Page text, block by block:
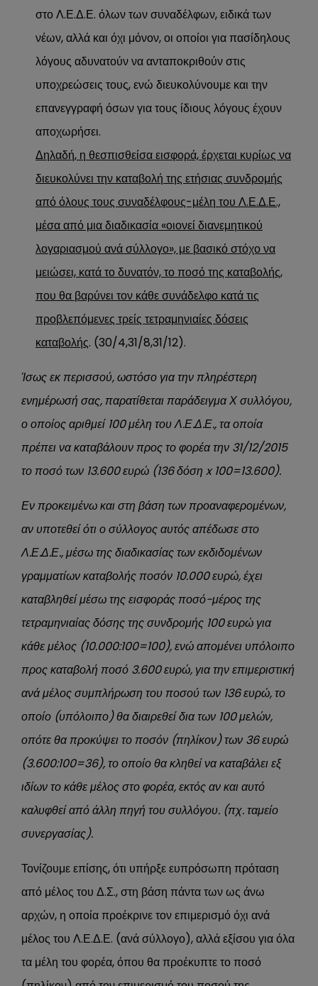
στο Λ.Ε.Δ.Ε. όλων των συναδέλφων, ειδικά των
νέων, αλλά και όχι μόνον, οι οποίοι για πασίδηλους
λόγους αδυνατούν να ανταποκριθούν στις
υποχρεώσεις τους, ενώ διευκολύνουμε και την
επανεγγραφή όσων για τους ίδιους λόγους έχουν
αποχωρήσει.
Δηλαδή, η θεσπισθείσα εισφορά, έρχεται κυρίως να
διευκολύνει την καταβολή της ετήσιας συνδρομής
από όλους τους συναδέλφους-μέλη του Λ.Ε.Δ.Ε.,
μέσα από μια διαδικασία «οιονεί διανεμητικού
λογαριασμού ανά σύλλογο», με βασικό στόχο να
μειώσει, κατά το δυνατόν, το ποσό της καταβολής,
που θα βαρύνει τον κάθε συνάδελφο κατά τις
προβλεπόμενες τρείς τετραμηνιαίες δόσεις
καταβολής. (30/4,31/8,31/12).
Ίσως εκ περισσού, ωστόσο για την πληρέστερη
ενημέρωσή σας, παρατίθεται παράδειγμα Χ συλλόγου,
ο οποίος αριθμεί 100 μέλη του Λ.Ε.Δ.Ε., τα οποία
πρέπει να καταβάλουν προς το φορέα την 31/12/2015
το ποσό των 13.600 ευρώ (136 δόση x 100=13.600).
Εν προκειμένω και στη βάση των προαναφερομένων,
αν υποτεθεί ότι ο σύλλογος αυτός απέδωσε στο
Λ.Ε.Δ.Ε., μέσω της διαδικασίας των εκδιδομένων
γραμματίων καταβολής ποσόν 10.000 ευρώ, έχει
καταβληθεί μέσω της εισφοράς ποσό-μέρος της
τετραμηνιαίας δόσης της συνδρομής 100 ευρώ για
κάθε μέλος (10.000:100=100), ενώ απομένει υπόλοιπο
προς καταβολή ποσό 3.600 ευρώ, για την επιμεριστική
ανά μέλος συμπλήρωση του ποσού των 136 ευρώ, το
οποίο (υπόλοιπο) θα διαιρεθεί δια των 100 μελών,
οπότε θα προκύψει το ποσόν (πηλίκον) των 36 ευρώ
(3.600:100=36), το οποίο θα κληθεί να καταβάλει εξ
ιδίων το κάθε μέλος στο φορέα, εκτός αν και αυτό
καλυφθεί από άλλη πηγή του συλλόγου. (πχ. ταμείο
συνεργασίας).
Τονίζουμε επίσης, ότι υπήρξε ευπρόσωπη πρόταση
από μέλος του Δ.Σ., στη βάση πάντα των ως άνω
αρχών, η οποία προέκρινε τον επιμερισμό όχι ανά
μέλος του Λ.Ε.Δ.Ε. (ανά σύλλογο), αλλά εξίσου για όλα
τα μέλη του φορέα, όπου θα προέκυπτε το ποσό